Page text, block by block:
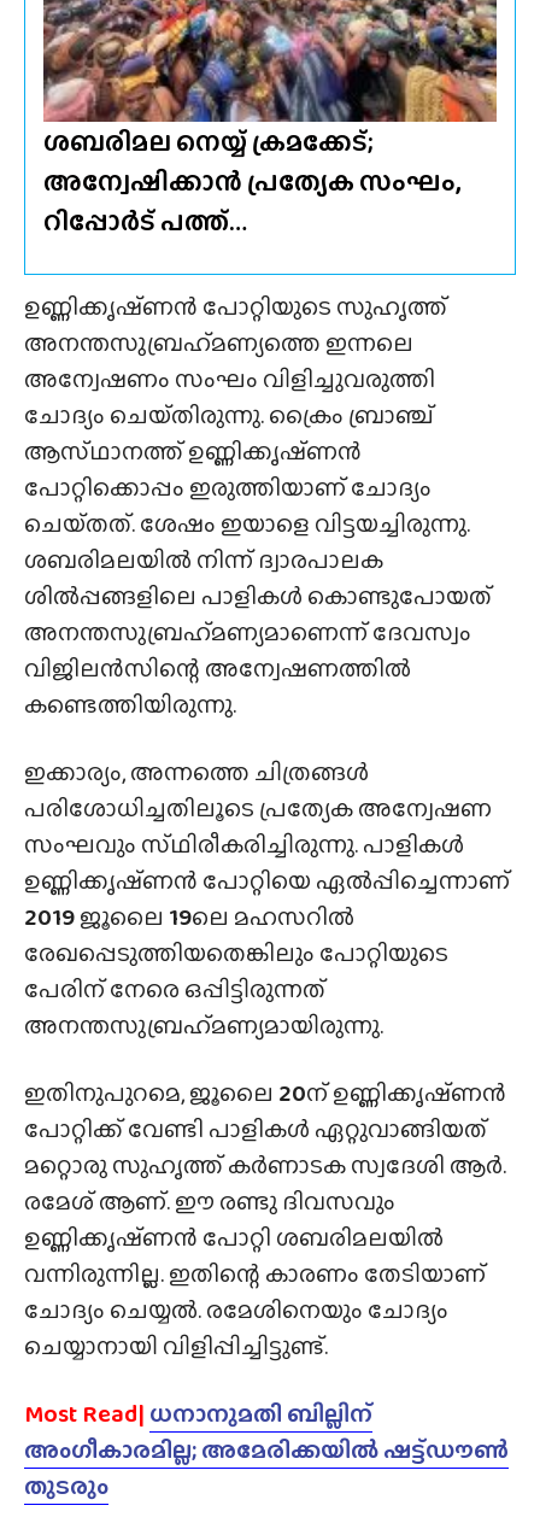
ശബരിമല നെയ്യ് ക്രമക്കേട്;
അന്വേഷിക്കാൻ പ്രത്യേക സംഘം,
റിപ്പോർട് പത്ത്…
ഉണ്ണിക്കൃഷ്‌ണൻ പോറ്റിയുടെ സുഹൃത്ത്
അനന്തസുബ്രഹ്‌മണ്യത്തെ ഇന്നലെ
അന്വേഷണം സംഘം വിളിച്ചുവരുത്തി
ചോദ്യം ചെയ്‌തിരുന്നു. ക്രൈം ബ്രാഞ്ച്
ആസ്‌ഥാനത്ത് ഉണ്ണിക്കൃഷ്‌ണൻ
പോറ്റിക്കൊപ്പം ഇരുത്തിയാണ് ചോദ്യം
ചെയ്‌തത്‌. ശേഷം ഇയാളെ വിട്ടയച്ചിരുന്നു.
ശബരിമലയിൽ നിന്ന് ദ്വാരപാലക
ശിൽപ്പങ്ങളിലെ പാളികൾ കൊണ്ടുപോയത്
അനന്തസുബ്രഹ്‌മണ്യമാണെന്ന് ദേവസ്വം
വിജിലൻസിന്റെ അന്വേഷണത്തിൽ
കണ്ടെത്തിയിരുന്നു.
ഇക്കാര്യം, അന്നത്തെ ചിത്രങ്ങൾ
പരിശോധിച്ചതിലൂടെ പ്രത്യേക അന്വേഷണ
സംഘവും സ്‌ഥിരീകരിച്ചിരുന്നു. പാളികൾ
ഉണ്ണിക്കൃഷ്‌ണൻ പോറ്റിയെ ഏൽപ്പിച്ചെന്നാണ്
2019ജൂലൈ 19ലെ മഹസറിൽ
രേഖപ്പെടുത്തിയതെങ്കിലും പോറ്റിയുടെ
പേരിന് നേരെ ഒപ്പിട്ടിരുന്നത്
അനന്തസുബ്രഹ്‌മണ്യമായിരുന്നു.
ഇതിനുപുറമെ, ജൂലൈ 20ന് ഉണ്ണിക്കൃഷ്‌ണൻ
പോറ്റിക്ക് വേണ്ടി പാളികൾ ഏറ്റുവാങ്ങിയത്
മറ്റൊരു സുഹൃത്ത് കർണാടക സ്വദേശി ആർ.
രമേശ് ആണ്. ഈ രണ്ടു ദിവസവും
ഉണ്ണിക്കൃഷ്‌ണൻ പോറ്റി ശബരിമലയിൽ
വന്നിരുന്നില്ല. ഇതിന്റെ കാരണം തേടിയാണ്
ചോദ്യം ചെയ്യൽ. രമേശിനെയും ചോദ്യം
ചെയ്യാനായി വിളിപ്പിച്ചിട്ടുണ്ട്.
Most Read| ധനാനുമതി ബില്ലിന്
അംഗീകാരമില്ല; അമേരിക്കയിൽ ഷട്ട്ഡൗൺ
തുടരും